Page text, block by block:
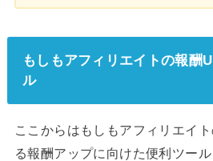
もしもアフィリエイトの報酬
ル
ここからはもしもアフィリエイ
る報酬アップに向けた便利ツール